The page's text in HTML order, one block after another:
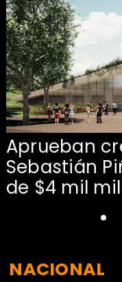
Aprueban
Sebastián
de $4 mil
NACIONAL